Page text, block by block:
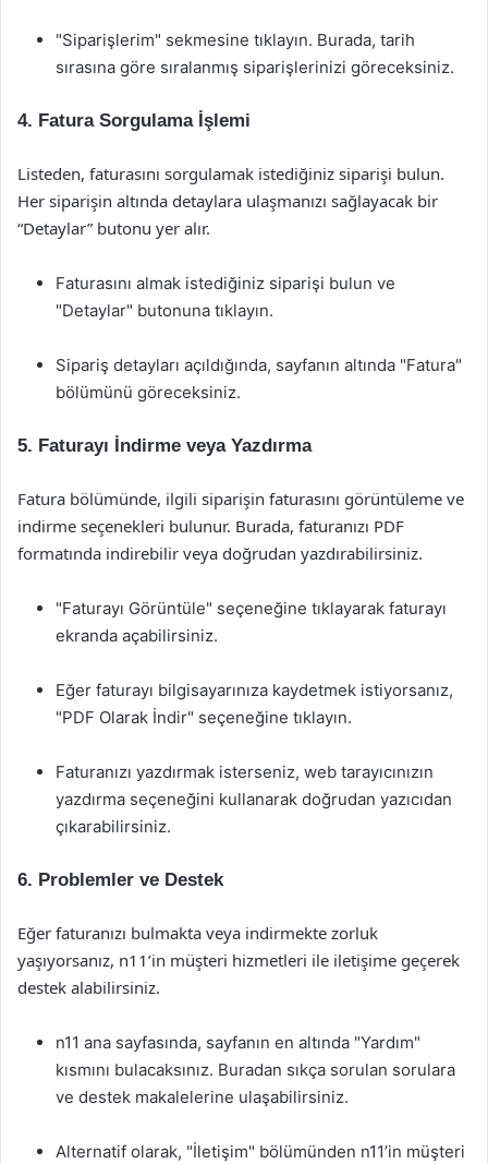
"Siparişlerim" sekmesine tıklayın. Burada, tarih
sırasına göre sıralanmış siparişlerinizi göreceksiniz.
4. Fatura Sorgulama İşlemi
Listeden, faturasını sorgulamak istediğiniz siparişi bulun.
Her siparişin altında detaylara ulaşmanızı sağlayacak bir
“Detaylar” butonu yer alır.
Faturasını almak istediğiniz siparişi bulun ve
"Detaylar" butonuna tıklayın.
Sipariş detayları açıldığında, sayfanın altında "Fatura"
bölümünü göreceksiniz.
5. Faturayı İndirme veya Yazdırma
Fatura bölümünde, ilgili siparişin faturasını görüntüleme ve
indirme seçenekleri bulunur. Burada, faturanızı PDF
formatında indirebilir veya doğrudan yazdırabilirsiniz.
"Faturayı Görüntüle" seçeneğine tıklayarak faturayı
ekranda açabilirsiniz.
Eğer faturayı bilgisayarınıza kaydetmek istiyorsanız,
"PDF Olarak İndir" seçeneğine tıklayın.
Faturanızı yazdırmak isterseniz, web tarayıcınızın
yazdırma seçeneğini kullanarak doğrudan yazıcıdan
çıkarabilirsiniz.
6. Problemler ve Destek
Eğer faturanızı bulmakta veya indirmekte zorluk
yaşıyorsanız, n11’in müşteri hizmetleri ile iletişime geçerek
destek alabilirsiniz.
n11 ana sayfasında, sayfanın en altında "Yardım"
kısmını bulacaksınız. Buradan sıkça sorulan sorulara
ve destek makalelerine ulaşabilirsiniz.
Alternatif olarak, "İletişim" bölümünden n11’in müşteri